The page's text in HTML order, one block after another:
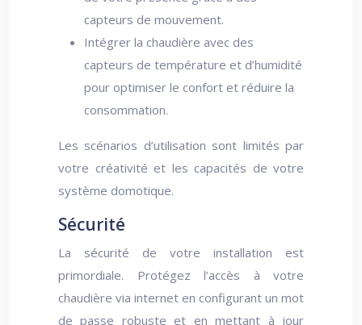
capteurs de mouvement.
Intégrer la chaudière avec des
capteurs de température et d’humidité
pour optimiser le confort et réduire la
consommation.
Les scénarios d’utilisation sont limités par
votre créativité et les capacités de votre
système domotique.
Sécurité
La sécurité de votre installation est
primordiale. Protégez l’accès à votre
chaudière via internet en configurant un mot
de passe robuste et en mettant à jour